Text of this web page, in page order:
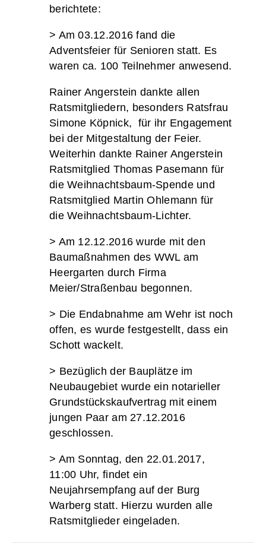
berichtete:
> Am 03.12.2016 fand die
Adventsfeier für Senioren statt. Es
waren ca. 100 Teilnehmer anwesend.
Rainer Angerstein dankte allen
Ratsmitgliedern, besonders Ratsfrau
Simone Köpnick, für ihr Engagement
bei der Mitgestaltung der Feier.
Weiterhin dankte Rainer Angerstein
Ratsmitglied Thomas Pasemann für
die Weihnachtsbaum-Spende und
Ratsmitglied Martin Ohlemann für
die Weihnachtsbaum-Lichter.
> Am 12.12.2016 wurde mit den
Baumaßnahmen des WWL am
Heergarten durch Firma
Meier/Straßenbau begonnen.
> Die Endabnahme am Wehr ist noch
offen, es wurde festgestellt, dass ein
Schott wackelt.
> Bezüglich der Bauplätze im
Neubaugebiet wurde ein notarieller
Grundstückskaufvertrag mit einem
jungen Paar am 27.12.2016
geschlossen.
> Am Sonntag, den 22.01.2017,
11:00 Uhr, findet ein
Neujahrsempfang auf der Burg
Warberg statt. Hierzu wurden alle
Ratsmitglieder eingeladen.